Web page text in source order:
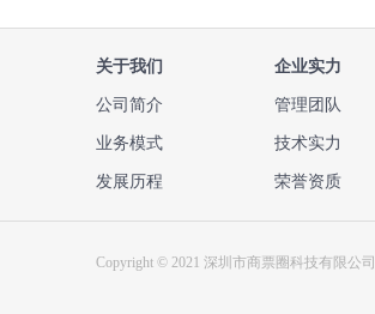
关于我们
公司简介
业务模式
发展历程
企业实力
管理团队
技术实力
荣誉资质
Copyright © 2021 深圳市商票圈科技有限公司